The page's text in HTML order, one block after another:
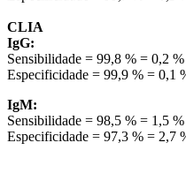
CLIA
IgG:
Sensibilidade = 99,8 % = 0,2
Especificidade = 99,9 % = 0,1
IgM:
Sensibilidade = 98,5 % = 1,5
Especificidade = 97,3 % = 2,7